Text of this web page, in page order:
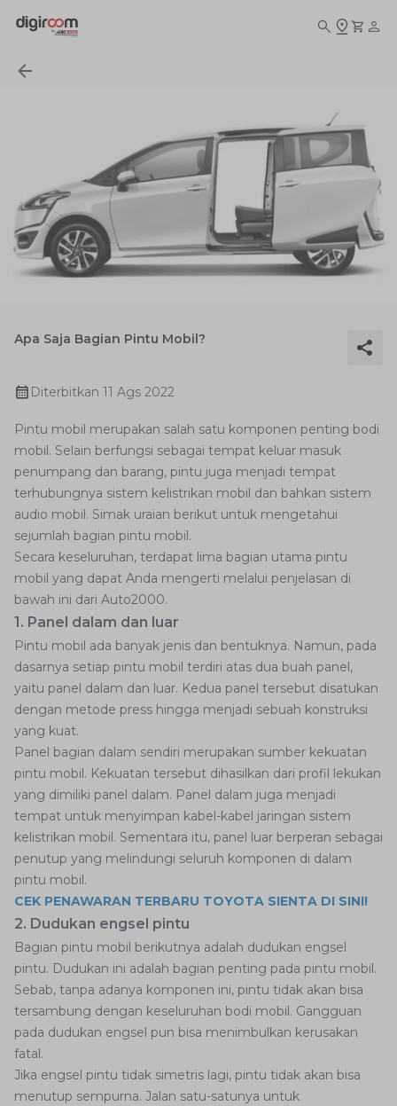
Apa Saja Bagian Pintu Mobil?
Diterbitkan 11 Ags 2022
Pintu mobil merupakan salah satu komponen penting bodi
mobil. Selain berfungsi sebagai tempat keluar masuk
penumpang dan barang, pintu juga menjadi tempat
terhubungnya sistem kelistrikan mobil dan bahkan sistem
audio mobil. Simak uraian berikut untuk mengetahui
sejumlah bagian pintu mobil.
Secara keseluruhan, terdapat lima bagian utama pintu
mobil yang dapat Anda mengerti melalui penjelasan di
bawah ini dari Auto2000.
1. Panel dalam dan luar
Pintu mobil ada banyak jenis dan bentuknya. Namun, pada
dasarnya setiap pintu mobil terdiri atas dua buah panel,
yaitu panel dalam dan luar. Kedua panel tersebut disatukan
dengan metode press hingga menjadi sebuah konstruksi
yang kuat.
Panel bagian dalam sendiri merupakan sumber kekuatan
pintu mobil. Kekuatan tersebut dihasilkan dari profil lekukan
yang dimiliki panel dalam. Panel dalam juga menjadi
tempat untuk menyimpan kabel-kabel jaringan sistem
kelistrikan mobil. Sementara itu, panel luar berperan sebagai
penutup yang melindungi seluruh komponen di dalam
pintu mobil.
CEK PENAWARAN TERBARU TOYOTA SIENTA DI SINI!
2. Dudukan engsel pintu
Bagian pintu mobil berikutnya adalah dudukan engsel
pintu. Dudukan ini adalah bagian penting pada pintu mobil.
Sebab, tanpa adanya komponen ini, pintu tidak akan bisa
tersambung dengan keseluruhan bodi mobil. Gangguan
pada dudukan engsel pun bisa menimbulkan kerusakan
fatal.
Jika engsel pintu tidak simetris lagi, pintu tidak akan bisa
menutup sempurna. Jalan satu-satunya untuk